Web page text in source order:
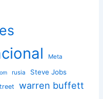
Meta
rusia Steve Jobs
warren buffett